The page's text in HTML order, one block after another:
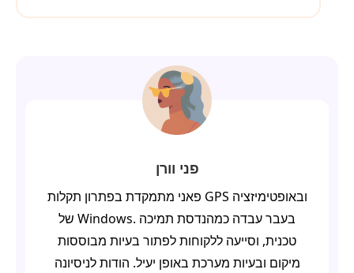
פני וורן
פאני מתמקדת בפתרון תקלות GPS ובאופטימיזציה
של Windows. בעבר עבדה כמהנדסת תמיכה
טכנית, וסייעה ללקוחות לפתור בעיות מבוססות
מיקום ובעיות מערכת באופן יעיל. הודות לניסיונה